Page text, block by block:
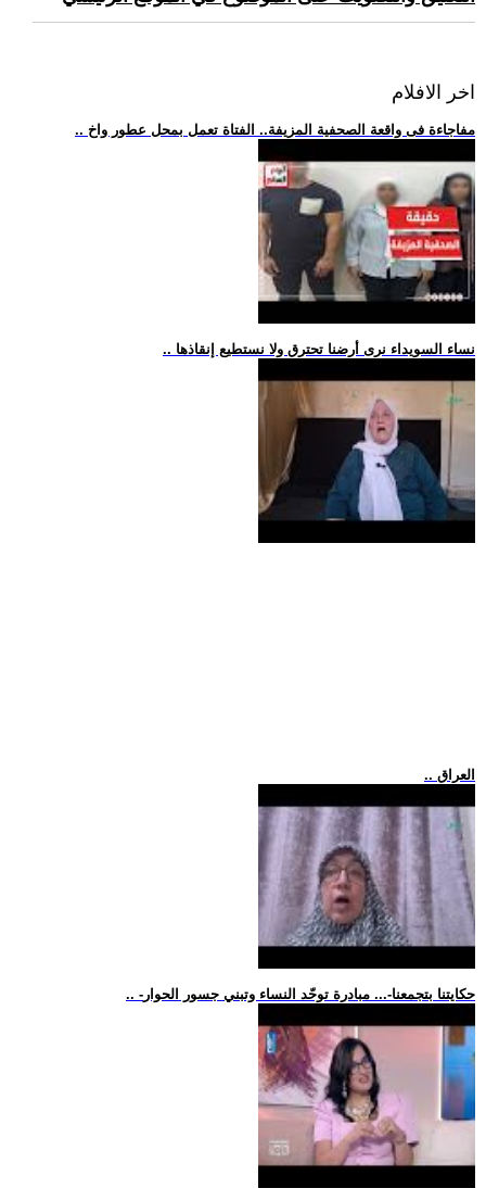
اخر الافلام
.. مفاجاءة فى واقعة الصحفية المزيفة.. الفتاة تعمل بمحل عطور واخ
.. نساء السويداء نرى أرضنا تحترق ولا نستطيع إنقاذها
.. العراق
.. -حكايتنا بتجمعنا-... مبادرة توحّد النساء وتبني جسور الحوار